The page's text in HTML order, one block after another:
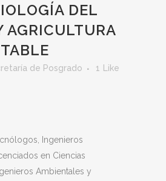
DEL
AGRICULTURA
de Posgrado 1 Like
Ingenieros
en Ciencias
Ambientales y